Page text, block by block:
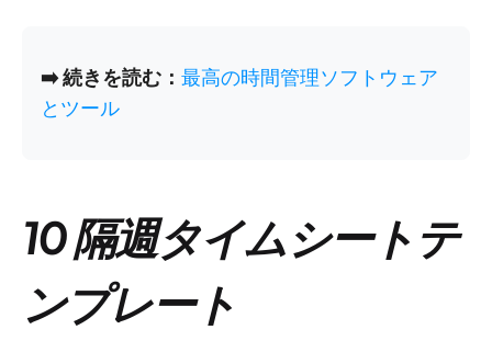
➡️ 続きを読む： 最高の時間管理ソフトウェア
とツール
10 隔週タイムシートテ
ンプレート